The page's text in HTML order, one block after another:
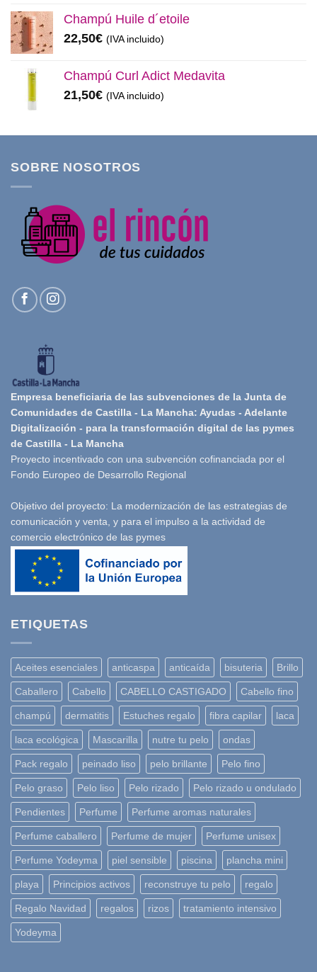
Champú Huile d´etoile
22,50€ (IVA incluido)
Champú Curl Adict Medavita
21,50€ (IVA incluido)
SOBRE NOSOTROS
Empresa beneficiaria de las subvenciones de la Junta de
Comunidades de Castilla - La Mancha: Ayudas - Adelante
Digitalización - para la transformación digital de las pymes
de Castilla - La Mancha
Proyecto incentivado con una subvención cofinanciada por el
Fondo Europeo de Desarrollo Regional
Objetivo del proyecto: La modernización de las estrategias de
comunicación y venta, y para el impulso a la actividad de
comercio electrónico de las pymes
ETIQUETAS
Aceites esenciales anticaspa anticaída bisuteria Brillo
Caballero Cabello CABELLO CASTIGADO Cabello fino
champú dermatitis Estuches regalo fibra capilar laca
laca ecológica Mascarilla nutre tu pelo ondas
Pack regalo peinado liso pelo brillante Pelo fino
Pelo graso Pelo liso Pelo rizado Pelo rizado u ondulado
Pendientes Perfume Perfume aromas naturales
Perfume caballero Perfume de mujer Perfume unisex
Perfume Yodeyma piel sensible piscina plancha mini
playa Principios activos reconstruye tu pelo regalo
Regalo Navidad regalos rizos tratamiento intensivo
Yodeyma